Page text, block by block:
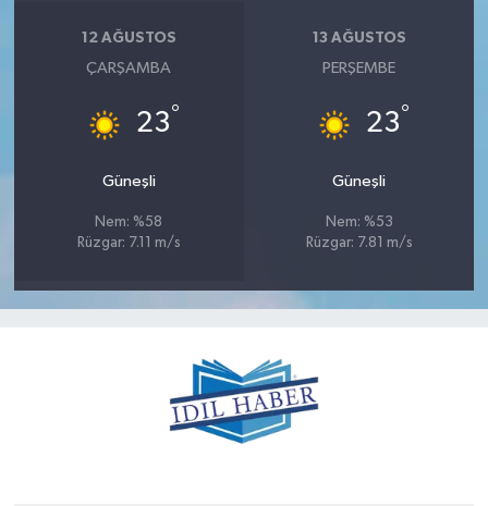
12 AĞUSTOS
ÇARŞAMBA
23°
Güneşli
Nem: %58
Rüzgar: 7.11 m/s
13 AĞUSTOS
PERŞEMBE
23°
Güneşli
Nem: %53
Rüzgar: 7.81 m/s